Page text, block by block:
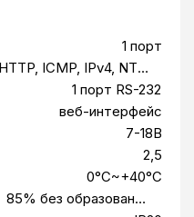
ПСУ
для
мониторинга и
бесперебойного
веб-браузер, а
интернет-
HTTP, SNMP,
1 порт
ICMP, IPv4, NTP,
v2, Telnet, и MODBUS
TCP
1 порт RS-232
веб-интерфейс
7-18В
2,5
0°C~+40°C
85% без образования